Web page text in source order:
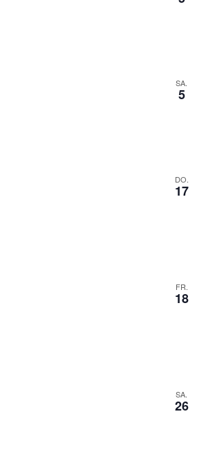
SA.
5
DO.
17
FR.
18
SA.
26